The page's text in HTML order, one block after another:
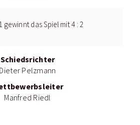
gewinnt das Spiel mit 4 : 2
Schiedsrichter
Dieter Pelzmann
Manfred Riedl